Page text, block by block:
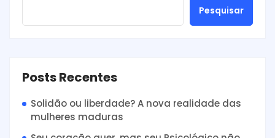
Pesquisar
Posts Recentes
Solidão ou liberdade? A nova realidade das
mulheres maduras